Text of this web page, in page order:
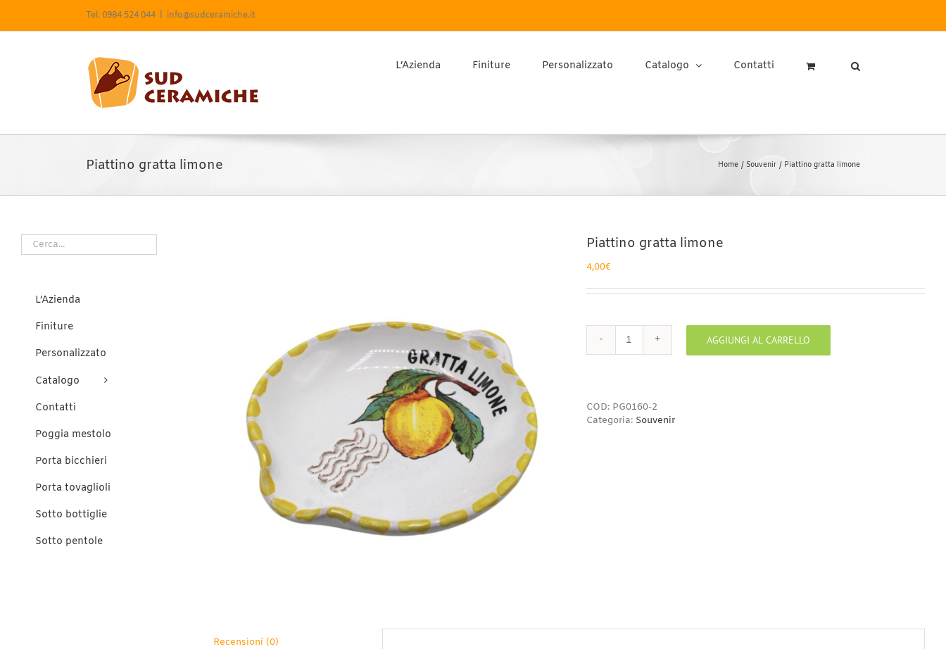
contenuto
Tel. 0984 524 044 info@sudceramiche.it
L’Azienda Finiture Personalizzato Catalogo Contatti
Piattino gratta limone Home Souvenir Piattino gratta limone
Piattino gratta limone
4,00€
Piattino
AGGIUNGI AL CARRELLO
COD: PG0160-2
Categoria: Souvenir
Recensioni (0)
L’Azienda
Finiture
Personalizzato
Catalogo
Contatti
Poggia mestolo
Porta bicchieri
Porta tovaglioli
Sotto bottiglie
Sotto pentole